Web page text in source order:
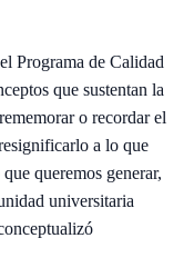
Programa de Calidad
que sustentan la
o recordar el
a lo que
queremos generar,
universitaria